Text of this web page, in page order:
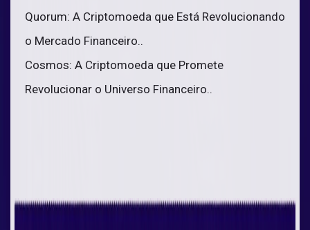
Quorum: A Criptomoeda que Está Revolucionando
o Mercado Financeiro..
Cosmos: A Criptomoeda que Promete
Revolucionar o Universo Financeiro..